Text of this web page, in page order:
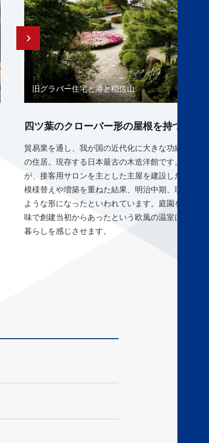
旧グラバー住宅と港と稲佐山
四ツ葉のクローバー形の屋根を持つ建造
貿易業を通し、我が国の近代化に大きな功績を残
の住居。現存する日本最古の木造洋館です。住居
が、接客用サロンを主とした主屋を建設した後、
模様替えや増築を重ねた結果、明治中期、現在の
ような形になったといわれています。庭園を彩る
味で創建当初からあったという欧風の温室に咲く
暮らしを感じさせます。